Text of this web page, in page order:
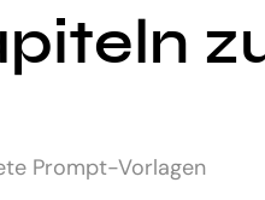
Prompt-Vorlagen